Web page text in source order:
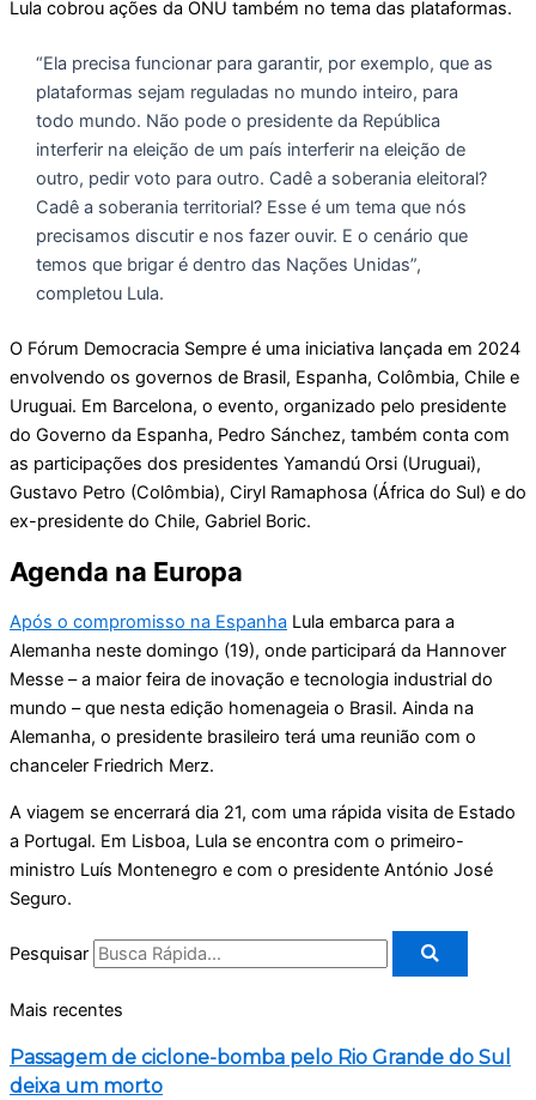
Lula cobrou ações da ONU também no tema das plataformas.
“Ela precisa funcionar para garantir, por exemplo, que as
plataformas sejam reguladas no mundo inteiro, para
todo mundo. Não pode o presidente da República
interferir na eleição de um país interferir na eleição de
outro, pedir voto para outro. Cadê a soberania eleitoral?
Cadê a soberania territorial? Esse é um tema que nós
precisamos discutir e nos fazer ouvir. E o cenário que
temos que brigar é dentro das Nações Unidas”,
completou Lula.
O Fórum Democracia Sempre é uma iniciativa lançada em 2024
envolvendo os governos de Brasil, Espanha, Colômbia, Chile e
Uruguai. Em Barcelona, o evento, organizado pelo presidente
do Governo da Espanha, Pedro Sánchez, também conta com
as participações dos presidentes Yamandú Orsi (Uruguai),
Gustavo Petro (Colômbia), Ciryl Ramaphosa (África do Sul) e do
ex-presidente do Chile, Gabriel Boric.
Agenda na Europa
Após o compromisso na Espanha Lula embarca para a
Alemanha neste domingo (19), onde participará da Hannover
Messe – a maior feira de inovação e tecnologia industrial do
mundo – que nesta edição homenageia o Brasil. Ainda na
Alemanha, o presidente brasileiro terá uma reunião com o
chanceler Friedrich Merz.
A viagem se encerrará dia 21, com uma rápida visita de Estado
a Portugal. Em Lisboa, Lula se encontra com o primeiro-
ministro Luís Montenegro e com o presidente António José
Seguro.
Pesquisar
Mais recentes
Passagem de ciclone-bomba pelo Rio Grande do Sul
deixa um morto